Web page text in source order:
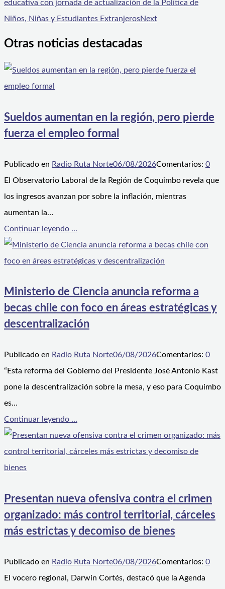
educativa con jornada de actualización de la Política de
Niños, Niñas y Estudiantes ExtranjerosNext
Otras noticias destacadas
Sueldos aumentan en la región, pero pierde
fuerza el empleo formal
Publicado en Radio Ruta Norte06/08/2026Comentarios: 0
El Observatorio Laboral de la Región de Coquimbo revela que
los ingresos avanzan por sobre la inflación, mientras
aumentan la…
Continuar leyendo ...
Ministerio de Ciencia anuncia reforma a
becas chile con foco en áreas estratégicas y
descentralización
Publicado en Radio Ruta Norte06/08/2026Comentarios: 0
“Esta reforma del Gobierno del Presidente José Antonio Kast
pone la descentralización sobre la mesa, y eso para Coquimbo
es…
Continuar leyendo ...
Presentan nueva ofensiva contra el crimen
organizado: más control territorial, cárceles
más estrictas y decomiso de bienes
Publicado en Radio Ruta Norte06/08/2026Comentarios: 0
El vocero regional, Darwin Cortés, destacó que la Agenda